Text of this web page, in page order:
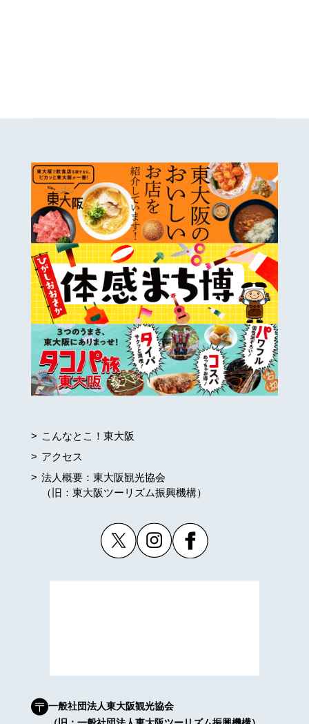
こんなとこ！東大阪
アクセス
法人概要：東大阪観光協会
（旧：東大阪ツーリズム振興機構）
一般社団法人東大阪観光協会